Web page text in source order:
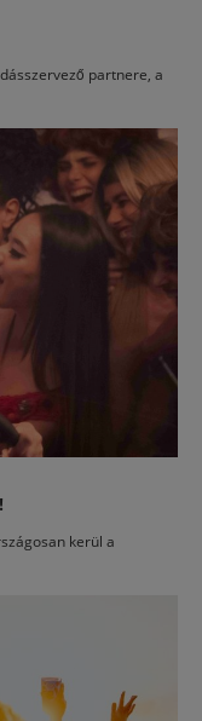
partnere, a
kerül a